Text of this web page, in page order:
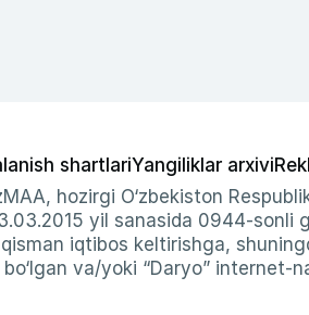
shartlariYangiliklar arxivi
hozirgi O‘zbekiston
yil sanasida 0944-sonli
iqtibos keltirishga,
va/yoki “Daryo” internet-